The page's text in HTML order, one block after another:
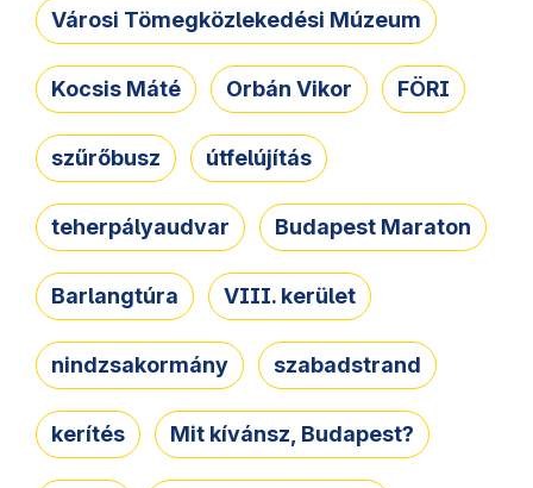
Városi Tömegközlekedési Múzeum
Kocsis Máté Orbán Vikor FÖRI
szűrőbusz útfelújítás
teherpályaudvar Budapest Maraton
Barlangtúra VIII. kerület
nindzsakormány szabadstrand
kerítés Mit kívánsz, Budapest?